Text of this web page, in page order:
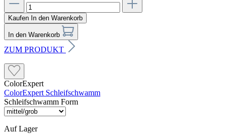
Kaufen In den Warenkorb
In den Warenkorb
ZUM PRODUKT
ColorExpert
ColorExpert Schleifschwamm
Schleifschwamm Form
Auf Lager